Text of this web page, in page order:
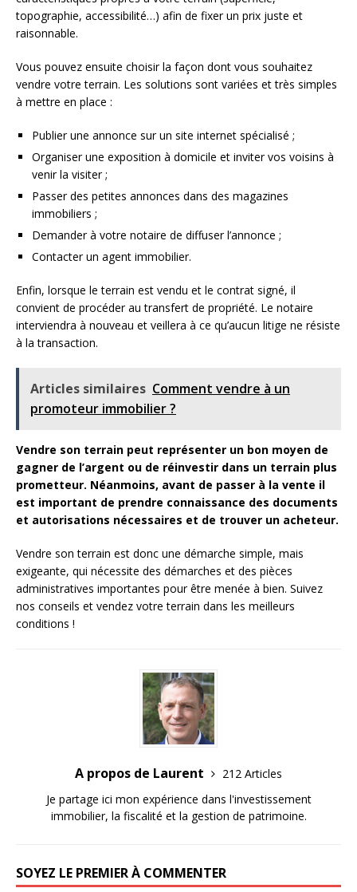
topographie, accessibilité…) afin de fixer un prix juste et
raisonnable.
Vous pouvez ensuite choisir la façon dont vous souhaitez
vendre votre terrain. Les solutions sont variées et très simples
à mettre en place :
Publier une annonce sur un site internet spécialisé ;
Organiser une exposition à domicile et inviter vos voisins à
venir la visiter ;
Passer des petites annonces dans des magazines
immobiliers ;
Demander à votre notaire de diffuser l’annonce ;
Contacter un agent immobilier.
Enfin, lorsque le terrain est vendu et le contrat signé, il
convient de procéder au transfert de propriété. Le notaire
interviendra à nouveau et veillera à ce qu’aucun litige ne résiste
à la transaction.
Articles similaires Comment vendre à un
promoteur immobilier ?
Vendre son terrain peut représenter un bon moyen de
gagner de l’argent ou de réinvestir dans un terrain plus
prometteur. Néanmoins, avant de passer à la vente il
est important de prendre connaissance des documents
et autorisations nécessaires et de trouver un acheteur.
Vendre son terrain est donc une démarche simple, mais
exigeante, qui nécessite des démarches et des pièces
administratives importantes pour être menée à bien. Suivez
nos conseils et vendez votre terrain dans les meilleurs
conditions !
A propos de Laurent
212 Articles
Je partage ici mon expérience dans l'investissement
immobilier, la fiscalité et la gestion de patrimoine.
SOYEZ LE PREMIER À COMMENTER